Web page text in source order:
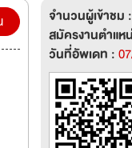
จำนวนผู้เข้าชม :
สมัครงานตำแห
วันที่อัพเดท :